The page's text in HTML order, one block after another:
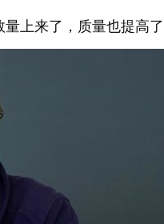
来了，质量也提高了